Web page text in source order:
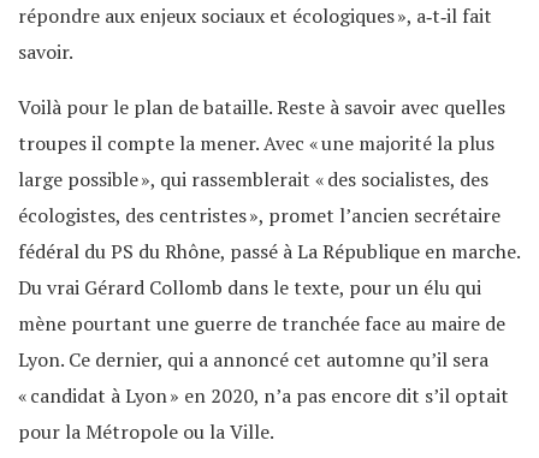
répondre aux enjeux sociaux et écologiques », a‑t‐il fait
savoir.
Voilà pour le plan de bataille. Reste à savoir avec quelles
troupes il compte la mener. Avec « une majorité la plus
large possible », qui rassemblerait « des socialistes, des
écologistes, des centristes », promet l’ancien secrétaire
fédéral du PS du Rhône, passé à La République en marche.
Du vrai Gérard Collomb dans le texte, pour un élu qui
mène pourtant une guerre de tranchée face au maire de
Lyon. Ce dernier, qui a annoncé cet automne qu’il sera
« candidat à Lyon » en 2020, n’a pas encore dit s’il optait
pour la Métropole ou la Ville.